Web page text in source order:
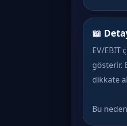
📖
EV/EBIT
gösterir.
dikkate
Bu